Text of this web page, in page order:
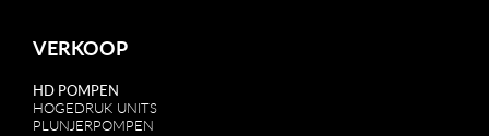
VERKOOP
HD POMPEN
HOGEDRUK UNITS
PLUNJERPOMPEN